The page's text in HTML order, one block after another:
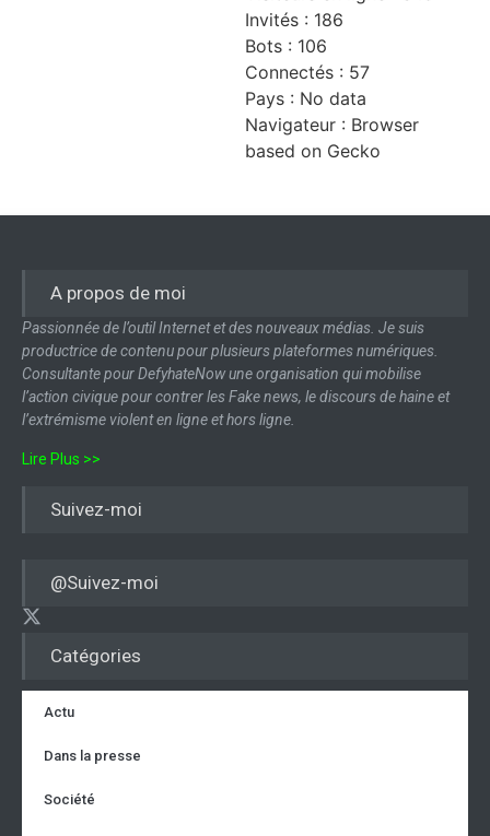
Invités : 186
Bots : 106
Connectés : 57
Pays : No data
Navigateur : Browser
based on Gecko
Catégories
Actu
Dans la presse
Société
A propos de moi
Passionnée de l’outil Internet et des nouveaux médias. Je suis
productrice de contenu pour plusieurs plateformes numériques.
Consultante pour DefyhateNow une organisation qui mobilise
l’action civique pour contrer les Fake news, le discours de haine et
l’extrémisme violent en ligne et hors ligne.
Lire Plus >>
Suivez-moi
@Suivez-moi